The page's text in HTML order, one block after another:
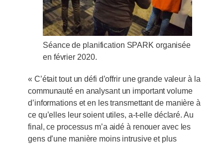
Séance de planification SPARK organisée
en février 2020.
« C’était tout un défi d’offrir une grande valeur à la
communauté en analysant un important volume
d’informations et en les transmettant de manière à
ce qu’elles leur soient utiles, a-t-elle déclaré. Au
final, ce processus m’a aidé à renouer avec les
gens d’une manière moins intrusive et plus